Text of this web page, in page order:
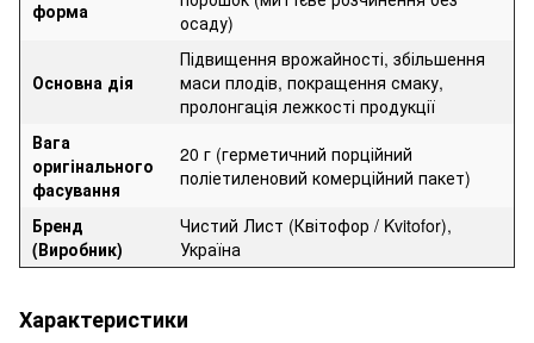
форма
осаду)
Основна дія
Підвищення врожайності, збільшення
маси плодів, покращення смаку,
пролонгація лежкості продукції
Вага
оригінального
фасування
20 г (герметичний порційний
поліетиленовий комерційний пакет)
Бренд
(Виробник)
Чистий Лист (Квітофор / Kvitofor),
Україна
Характеристики